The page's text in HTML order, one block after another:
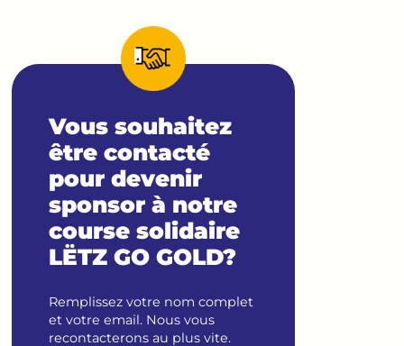
Vous souhaitez
être contacté
pour devenir
sponsor à notre
course solidaire
LËTZ GO GOLD?
Remplissez votre nom complet
et votre email. Nous vous
recontacterons au plus vite.